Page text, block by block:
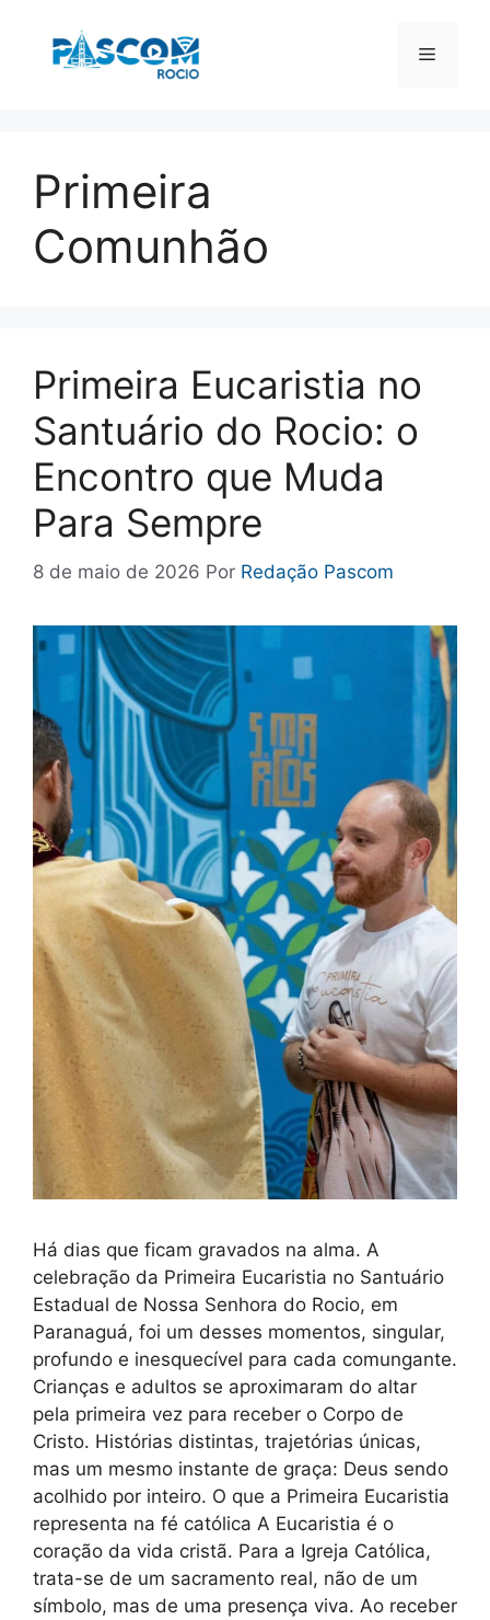
Menu
Primeira
Comunhão
Primeira Eucaristia no
Santuário do Rocio: o
Encontro que Muda
Para Sempre
8 de maio de 2026 Por Redação Pascom
Há dias que ficam gravados na alma. A
celebração da Primeira Eucaristia no Santuário
Estadual de Nossa Senhora do Rocio, em
Paranaguá, foi um desses momentos, singular,
profundo e inesquecível para cada comungante.
Crianças e adultos se aproximaram do altar
pela primeira vez para receber o Corpo de
Cristo. Histórias distintas, trajetórias únicas,
mas um mesmo instante de graça: Deus sendo
acolhido por inteiro. O que a Primeira Eucaristia
representa na fé católica A Eucaristia é o
coração da vida cristã. Para a Igreja Católica,
trata-se de um sacramento real, não de um
símbolo, mas de uma presença viva. Ao receber